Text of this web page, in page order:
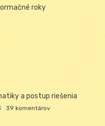
roky
a postup riešenia
39 komentárov